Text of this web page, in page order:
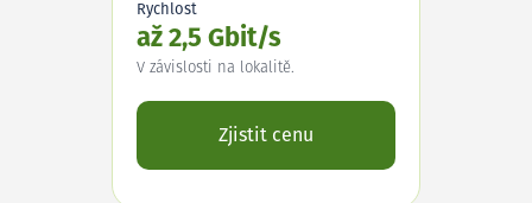
Rychlost
až 2,5 Gbit/s
V závislosti na lokalitě.
Zjistit cenu